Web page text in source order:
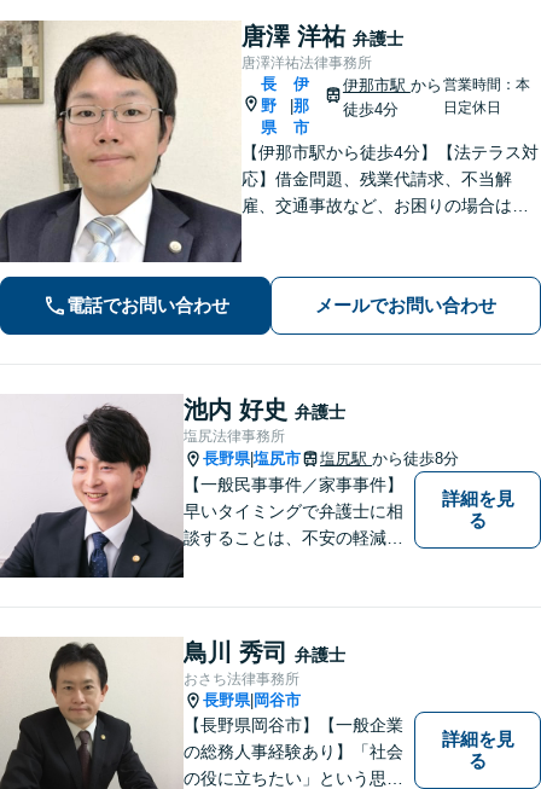
唐澤 洋祐 弁護士
唐澤洋祐法律事務所
長
野
県
|
伊
那
市
伊那市駅 から
徒歩4分
営業時間：本
日定休日
【伊那市駅から徒歩4分】【法テラス対
応】借金問題、残業代請求、不当解
雇、交通事故など、お困りの場合はす
ます!【秘密厳守】【破産管財人】
電話でお問い合わせ メールでお問い合わせ
池内 好史 弁護士
塩尻法律事務所
長野県|塩尻市 塩尻駅 から徒歩8分
【一般民事事件／家事事件】
早いタイミングで弁護士に相
談することは、不安の軽減、
さい。
詳細を見
る
鳥川 秀司 弁護士
おさち法律事務所
長野県| 岡谷市
【長野県岡谷市】【一般企業
の総務人事経験あり】「社会
の役に立ちたい」という思い
詳細を見
る